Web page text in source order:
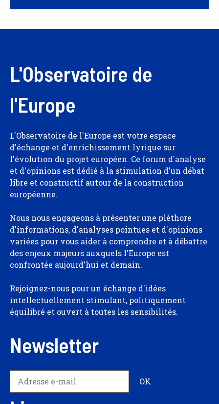
L'Observatoire de
l'Europe
L'Observatoire de l'Europe est votre espace
d'échange et d'enrichissement lyrique sur
l'évolution du projet européen. Ce forum d'analyse
et d'opinions est dédié à la stimulation d'un débat
libre et constructif autour de la construction
européenne.
Nous nous engageons à présenter une pléthore
d'informations, d'analyses pointues et d'opinions
variées pour vous aider à comprendre et à débattre
des enjeux majeurs auxquels l'Europe est
confrontée aujourd'hui et demain.
Rejoignez-nous pour un échange d'idées
intellectuellement stimulant, politiquement
équilibré et ouvert à toutes les sensibilités.
Newsletter